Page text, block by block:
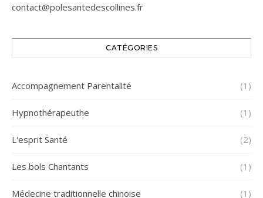
contact@polesantedescollines.fr
CATÉGORIES
Accompagnement Parentalité (1)
Hypnothérapeuthe (1)
L'esprit Santé (2)
Les bols Chantants (1)
Médecine traditionnelle chinoise (1)